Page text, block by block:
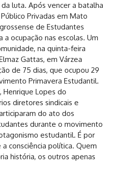
luta. Após vencer a batalha
Privadas em Mato
de Estudantes
a ocupação nas escolas. Um
na quinta-feira
Gattas, em Várzea
de 75 dias, que ocupou 29
Primavera Estudantil.
Lopes do
diretores sindicais e
do ato dos
durante o movimento
estudantil. É por
consciência política. Quem
história, os outros apenas